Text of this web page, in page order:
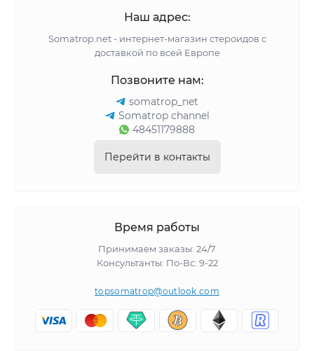
Наш адрес:
Somatrop.net - интернет-магазин стероидов с
доставкой по всей Европе
Позвоните нам:
somatrop_net
Somatrop channel
48451179888
Перейти в контакты
Время работы
Принимаем заказы: 24/7
Консультанты: По-Вс: 9-22
topsomatrop@outlook.com